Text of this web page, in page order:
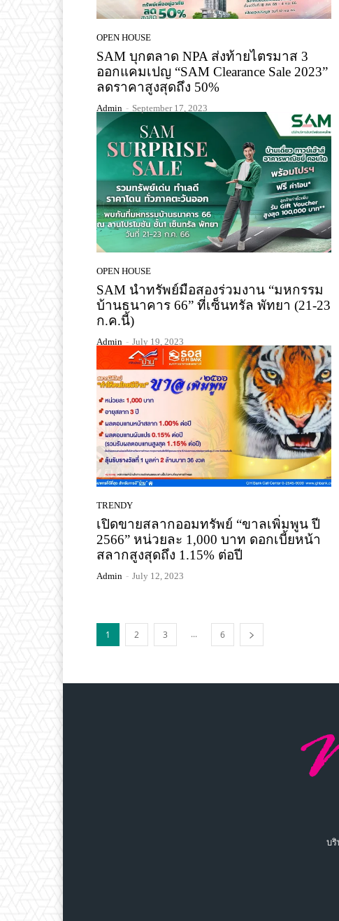
OPEN HOUSE
SAM บุกตลาด NPA ส่งท้ายไตรมาส 3
ออกแคมเปญ “SAM Clearance Sale 2023”
ลดราคาสูงสุดถึง 50%
Admin - September 17, 2023
OPEN HOUSE
SAM นำทรัพย์มือสองร่วมงาน “มหกรรม
บ้านธนาคาร 66” ที่เซ็นทรัล พัทยา (21-23
ก.ค.นี้)
Admin - July 19, 2023
TRENDY
เปิดขายสลากออมทรัพย์ “ขาลเพิ่มพูน ปี
2566” หน่วยละ 1,000 บาท ดอกเบี้ยหน้า
สลากสูงสุดถึง 1.15% ต่อปี
Admin - July 12, 2023
1 2 3 ... 6
บริ